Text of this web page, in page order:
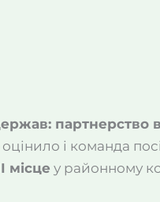
партнерство в
і команда
місце у районному